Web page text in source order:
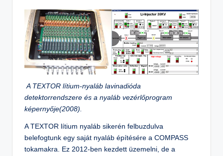
A TEXTOR lítium-nyaláb lavinadióda
detektorrendszere és a nyaláb vezérlőprogram
képernyője(2008).
A TEXTOR lítium nyaláb sikerén felbuzdulva
belefogtunk egy saját nyaláb építésére a COMPASS
tokamakra. Ez 2012-ben kezdett üzemelni, de a